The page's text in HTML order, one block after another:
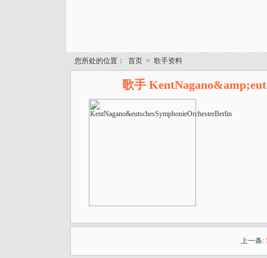
您所处的位置： 首页 > 歌手资料
歌手
上一条: